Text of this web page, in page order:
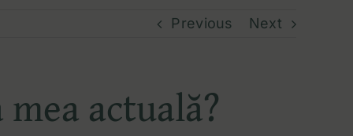
Previous Next
actuală?